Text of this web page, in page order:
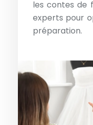
les contes de
experts pour
préparation.